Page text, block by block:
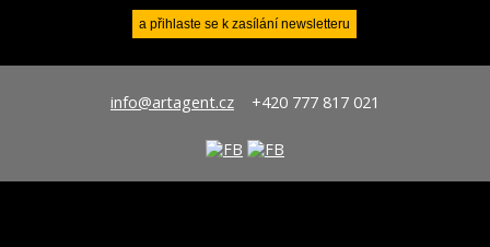
info@artagent.cz+420 777 817 021